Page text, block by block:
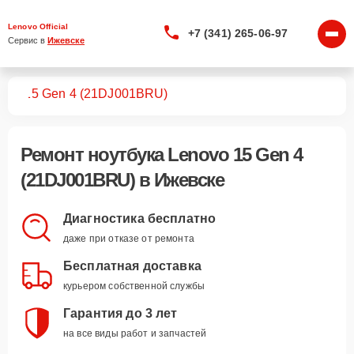
Lenovo Official
Сервис в Ижевске
+7 (341) 265-06-97
15 Gen 4 (21DJ001BRU)
Ремонт ноутбука Lenovo 15 Gen 4
(21DJ001BRU)в Ижевске
Диагностика бесплатно
даже при отказе от ремонта
Бесплатная доставка
курьером собственной службы
Гарантия до 3 лет
на все виды работ и запчастей